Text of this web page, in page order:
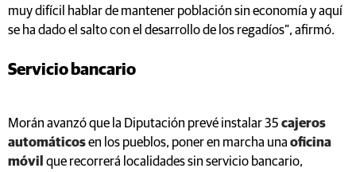
muy difícil hablar de mantener población sin economía y aquí
se ha dado el salto con el desarrollo de los regadíos”, afirmó.
Servicio bancario
Morán avanzó que la Diputación prevé instalar 35 cajeros
automáticosen los pueblos, poner en marcha una oficina
móvil que recorrerá localidades sin servicio bancario,